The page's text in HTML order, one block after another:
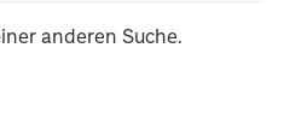
anderen Suche.